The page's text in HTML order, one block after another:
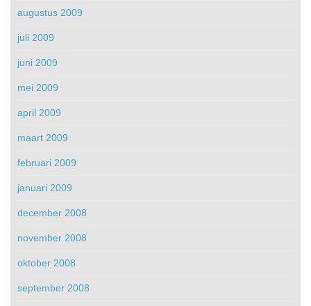
augustus 2009
juli 2009
juni 2009
mei 2009
april 2009
maart 2009
februari 2009
januari 2009
december 2008
november 2008
oktober 2008
september 2008